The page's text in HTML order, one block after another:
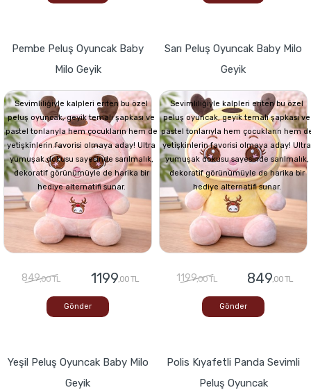
Pembe Peluş Oyuncak Baby
Milo Geyik
Sevimliliğiyle kalpleri eriten bu özel
peluş oyuncak, geyik temalı şapkası ve
pastel tonlarıyla hem çocukların hem de
yetişkinlerin favorisi olmaya aday! Ultra
yumuşak dokusu sayesinde sarılmalık,
dekoratif görünümüyle de harika bir
hediye alternatifi sunar.
849,00 TL 1199,00 TL
Gönder
Sarı Peluş Oyuncak Baby Milo
Geyik
Sevimliliğiyle kalpleri eriten bu özel
peluş oyuncak, geyik temalı şapkası ve
pastel tonlarıyla hem çocukların hem
yetişkinlerin favorisi olmaya aday! Ultra
yumuşak dokusu sayesinde sarılmalık,
dekoratif görünümüyle de harika bir
hediye alternatifi sunar.
1199,00 TL 849,00 TL
Gönder
Yeşil Peluş Oyuncak Baby Milo
Geyik
Polis Kıyafetli Panda Sevimli
Peluş Oyuncak